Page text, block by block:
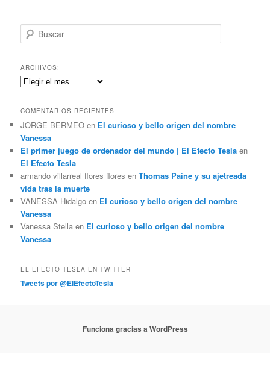
u
c
a
r
ARCHIVOS:
Archivos:
COMENTARIOS RECIENTES
JORGE BERMEO en El curioso y bello origen del nombre
Vanessa
El primer juego de ordenador del mundo | El Efecto Tesla en
El Efecto Tesla
armando villarreal flores flores enThomas Paine y su ajetreada
vida tras la muerte
VANESSA Hidalgo en El curioso y bello origen del nombre
Vanessa
Vanessa Stella en El curioso y bello origen del nombre
Vanessa
EL EFECTO TESLA EN TWITTER
Tweets por @ElEfectoTesla
Funciona gracias a WordPress